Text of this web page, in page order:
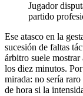
Jugador
partido
Ese atasco en la
sucesión de faltas
árbitro suele
los diez minutos.
mirada: no sería
de hora si la